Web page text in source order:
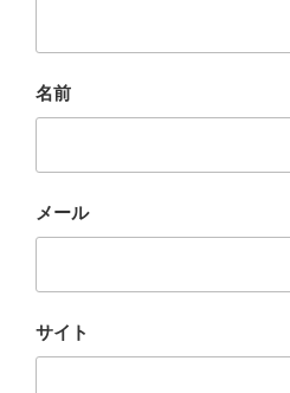
名前
メール
サイト